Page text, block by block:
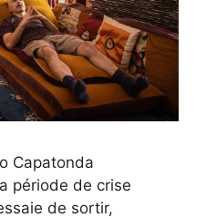
Capatonda
période de crise
de sortir,